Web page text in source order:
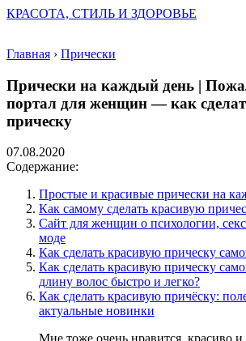
КРАСОТА, СТИЛЬ И ЗДОРОВЬЕ
Главная › Прически
Прически на каждый день |
портал для женщин — как
прическу
07.08.2020
Содержание:
Простые и красивые прически на
Как самому сделать красивую
Сайт для женщин о психологии,
моде
Как сделать красивую прическу
Как сделать красивую прическу
длину волос быстро и легко?
Как сделать красивую причёску:
актуальные новинки